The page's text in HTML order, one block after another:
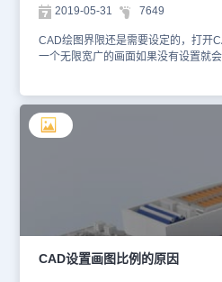
2019-05-31 7649
CAD绘图界限还是需要设定的，打开
一个无限宽广的画面如果没有设置就
资深用户而言，那就要根据个人的喜
个图形文件绘制多张图，在这种情况
了。参考规定和自己的绘图习惯，大
CAD设置画图比例的原因